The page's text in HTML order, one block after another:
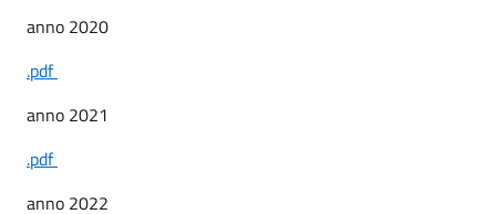
anno 2020
.pdf
anno 2021
.pdf
anno 2022